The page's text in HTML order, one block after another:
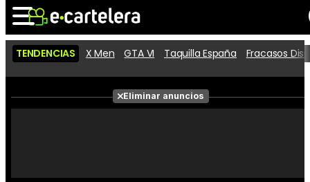
Noticias Cartelera
Películas
TENDENCIAS X Men GTA VI Taquilla España Fracasos
Eliminar anuncios